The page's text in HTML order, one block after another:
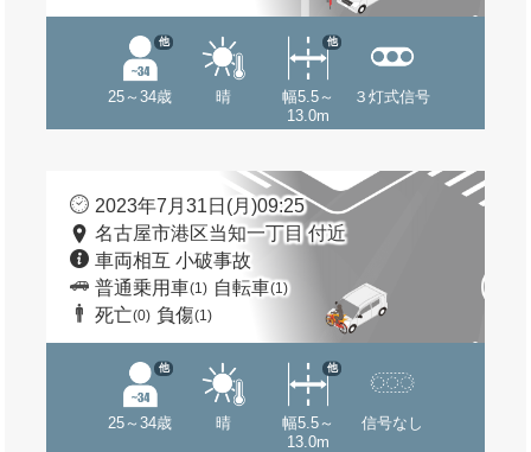
25～34歳
他
晴
幅5.5～
13.0m
他
３灯式信号
2023年7月31日(月)09:25
名古屋市港区当知一丁目 付近
車両相互 小破事故
普通乗用車(1) 自転車(1)
死亡(0) 負傷(1)
25～34歳
他
晴
幅5.5～
13.0m
他
信号なし